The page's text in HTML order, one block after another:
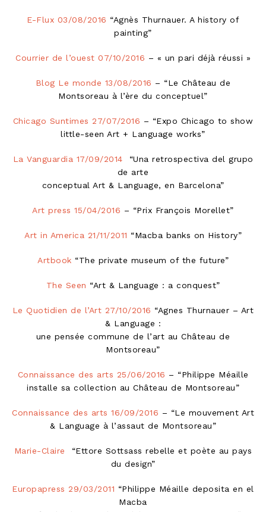
E-Flux 03/08/2016 “Agnès Thurnauer. A history of
painting”
Courrier de l’ouest 07/10/2016 – « un pari déjà réussi »
Blog Le monde 13/08/2016 – “Le Château de
Montsoreau à l’ère du conceptuel”
Chicago Suntimes 27/07/2016 – “Expo Chicago to show
little-seen Art + Language works”
La Vanguardia 17/09/2014 “Una retrospectiva del grupo
de arte
conceptual Art & Language, en Barcelona”
Art press 15/04/2016 – “Prix François Morellet”
Art in America 21/11/2011 “Macba banks on History”
Artbook “The private museum of the future”
The Seen “Art & Language : a conquest”
Le Quotidien de l’Art 27/10/2016 “Agnes Thurnauer – Art
& Language :
une pensée commune de l’art au Château de
Montsoreau”
Connaissance des arts 25/06/2016 – “Philippe Méaille
installe sa collection au Château de Montsoreau”
Connaissance des arts 16/09/2016 – “Le mouvement Art
& Language à l’assaut de Montsoreau”
Marie-Claire
“Ettore Sottsass rebelle et poète au pays
du design”
Europapress 29/03/2011 “Philippe Méaille deposita en el
Macba